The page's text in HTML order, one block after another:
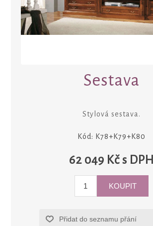
Sestava
Stylová sestava.
Kód: K78+K79+K80
62 049 Kč s DPH